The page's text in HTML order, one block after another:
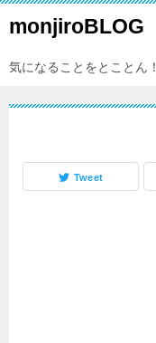
monjiroBLOG
気になることをとことん！
Tweet